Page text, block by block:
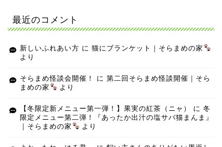
最近のコメント
新しいふれあい方 に 猫にブランケット｜そらまめの家
より
そらまめ怪談会開催！ に 第二回そらまめ怪談開催｜そら
まめの家
より
【冬限定新メニュー第一弾！】果実の紅茶（ニャ） に 冬
限定メニュー第二弾！『あったか出汁の塩サバ猫まんま』
｜そらまめの家
より